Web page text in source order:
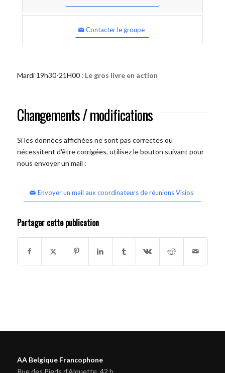
Contacter le groupe
Mardi 19h30-21H00 : Le gros livre en action
Changements / modifications
Si les données affichées ne sont pas correctes ou
nécessitent d'être corrigées, utilisez le bouton suivant pour
nous envoyer un mail :
Envoyer un mail aux coordinateurs de réunions Visios
Partager cette publication
AA Belgique Francophone
Rue des Pieds d'Alouette, 42 b